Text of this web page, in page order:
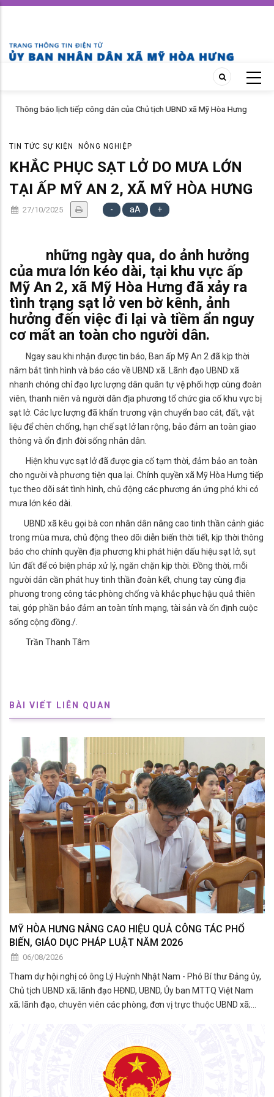
Skip
content
Thông báo lịch tiếp công dân của Chủ tịch UBND xã Mỹ Hòa Hưng
TIN TỨC SỰ KIỆN NÔNG NGHIỆP
KHẮC PHỤC SẠT LỞ DO MƯA LỚN
TẠI ẤP MỸ AN 2, XÃ MỸ HÒA HƯNG
27/10/2025 - aA +
những ngày qua, do ảnh hưởng
của mưa lớn kéo dài, tại khu vực ấp
Mỹ An 2, xã Mỹ Hòa Hưng đã xảy ra
tình trạng sạt lở ven bờ kênh, ảnh
hưởng đến việc đi lại và tiềm ẩn nguy
cơ mất an toàn cho người dân.
Ngay sau khi nhận được tin báo, Ban ấp Mỹ An 2 đã kịp thời
nắm bắt tình hình và báo cáo về UBND xã. Lãnh đạo UBND xã
nhanh chóng chỉ đạo lực lượng dân quân tự vệ phối hợp cùng đoàn
viên, thanh niên và người dân địa phương tổ chức gia cố khu vực bị
sạt lở. Các lực lượng đã khẩn trương vận chuyển bao cát, đất, vật
liệu để chèn chống, hạn chế sạt lở lan rộng, bảo đảm an toàn giao
thông và ổn định đời sống nhân dân.
Hiện khu vực sạt lở đã được gia cố tạm thời, đảm bảo an toàn
cho người và phương tiện qua lại. Chính quyền xã Mỹ Hòa Hưng tiếp
tục theo dõi sát tình hình, chủ động các phương án ứng phó khi có
mưa lớn kéo dài.
UBND xã kêu gọi bà con nhân dân nâng cao tinh thần cảnh giác
trong mùa mưa, chủ động theo dõi diễn biến thời tiết, kịp thời thông
báo cho chính quyền địa phương khi phát hiện dấu hiệu sạt lở, sụt
lún đất để có biện pháp xử lý, ngăn chặn kịp thời. Đồng thời, mỗi
người dân cần phát huy tinh thần đoàn kết, chung tay cùng địa
phương trong công tác phòng chống và khắc phục hậu quả thiên
tai, góp phần bảo đảm an toàn tính mạng, tài sản và ổn định cuộc
sống cộng đồng./.
Trần Thanh Tâm
BÀI VIẾT LIÊN QUAN
MỸ HÒA HƯNG NÂNG CAO HIỆU QUẢ CÔNG TÁC PHỔ
BIẾN, GIÁO DỤC PHÁP LUẬT NĂM 2026
06/08/2026
Tham dự hội nghị có ông Lý Huỳnh Nhật Nam - Phó Bí thư Đảng ủy,
Chủ tịch UBND xã; lãnh đạo HĐND, UBND, Ủy ban MTTQ Việt Nam
xã; lãnh đạo, chuyên viên các phòng, đơn vị trực thuộc UBND xã;